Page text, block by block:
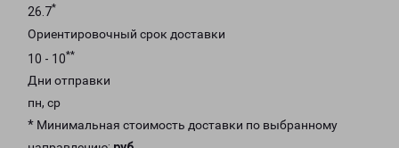
26.7*
Ориентировочный срок доставки
10 - 10**
Дни отправки
пн, ср
* Минимальная стоимость доставки по выбранному